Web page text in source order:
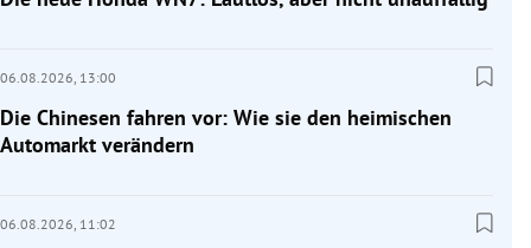
06.08.2026, 13:00
Die Chinesen fahren vor: Wie sie den heimischen
Automarkt verändern
06.08.2026, 11:02